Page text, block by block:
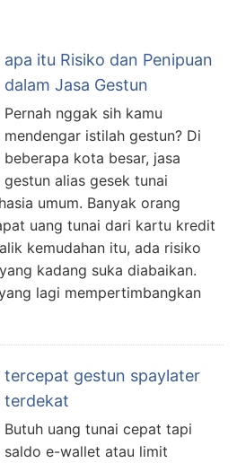
apa itu Risiko dan Penipuan
dalam Jasa Gestun
Pernah nggak sih kamu
mendengar istilah gestun? Di
beberapa kota besar, jasa
gestun alias gesek tunai
umum. Banyak orang
uang tunai dari kartu kredit
kemudahan itu, ada risiko
kadang suka diabaikan.
lagi mempertimbangkan
tercepat gestun spaylater
terdekat
Butuh uang tunai cepat tapi
saldo e-wallet atau limit